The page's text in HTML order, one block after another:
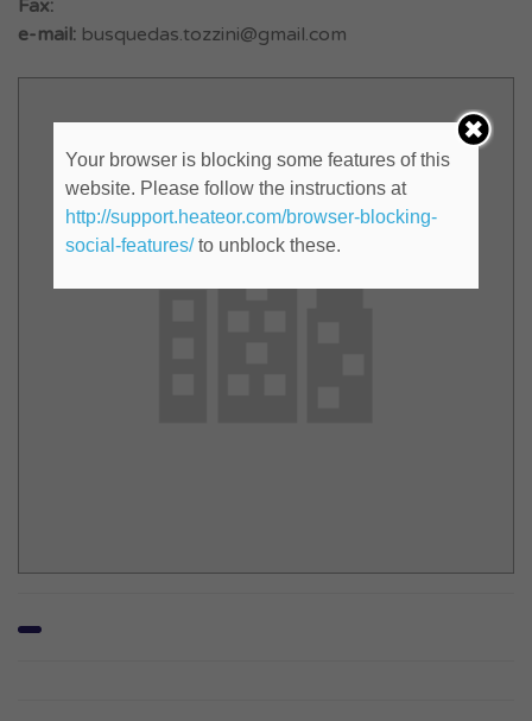
Fax:
e-mail: busquedas.tozzini@gmail.com
Your browser is blocking some features of this
website. Please follow the instructions at
http://support.heateor.com/browser-blocking-
social-features/to unblock these.